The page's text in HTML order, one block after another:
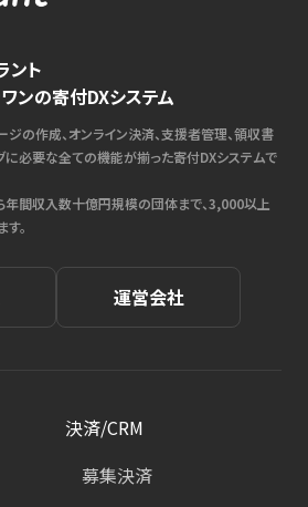
ント
ンの寄付DXシステム
ジの作成、オンライン決済、支援者管理、領収書
に必要な全ての機能が揃った寄付DXシステムで
年間収入数十億円規模の団体まで、3,000以上
。
運営会社
決済/CRM
募集決済